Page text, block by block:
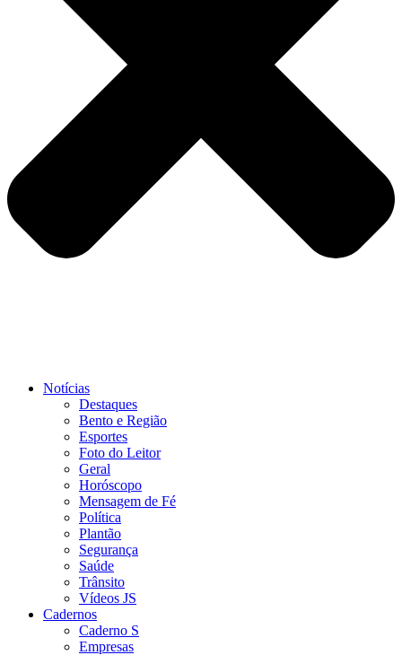
Notícias
Destaques
Bento e Região
Esportes
Foto do Leitor
Geral
Horóscopo
Mensagem de Fé
Política
Plantão
Segurança
Saúde
Trânsito
Vídeos JS
Cadernos
Caderno S
Empresas